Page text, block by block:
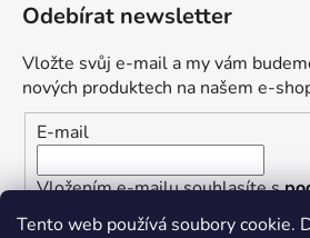
Tento web používá soubory cookie.
Odebírat newsletter
Vložte svůj e-mail a my vám
nových produktech na našem e-
E-mail
Vložením e-mailu souhlasíte s
osobních údajů